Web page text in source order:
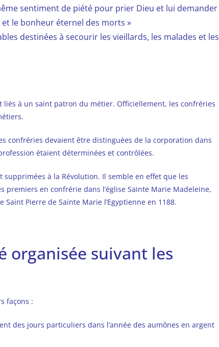
sentiment de piété pour prier Dieu et lui demander
le bonheur éternel des morts »
destinées à secourir les vieillards, les malades et les
liés à un saint patron du métier. Officiellement, les confréries
confréries devaient être distinguées de la corporation dans
étaient déterminées et contrôlées.
à la Révolution. Il semble en effet que les
premiers en confrérie dans l’église Sainte Marie Madeleine,
Pierre de Sainte Marie l’Egyptienne en 1188.
organisée suivant les
façons :
des jours particuliers dans l’année des aumônes en argent